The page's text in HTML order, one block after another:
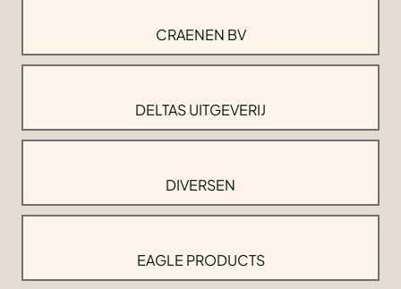
CRAENEN BV
DELTAS UITGEVERIJ
DIVERSEN
EAGLE PRODUCTS